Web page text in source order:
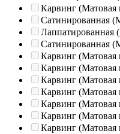
Карвинг (Матовая
Сатинированная
Лаппатированная
Сатинированная
Карвинг (Матовая
Карвинг (Матовая
Карвинг (Матовая
Карвинг (Матовая
Карвинг (Матовая
Карвинг (Матовая
Карвинг (Матовая